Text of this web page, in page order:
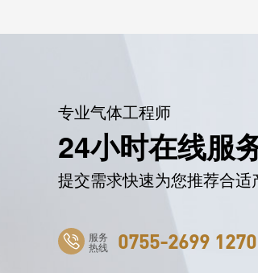
专业气体工程师
24小时在线服
提交需求快速为您推荐合适
服务
热线 0755-2699